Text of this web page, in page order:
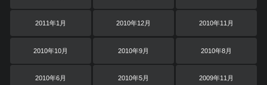
2011年1月 2010年12月 2010年11月
2010年10月 2010年9月 2010年8月
2010年6月 2010年5月 2009年11月